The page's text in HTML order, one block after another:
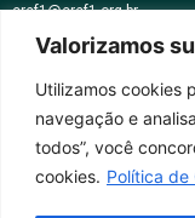
Valorizamos
Utilizamos cookies
navegação e
todos”, você
cookies. Política de
cref1@cref1.org.br
Assessoria de
Horários de
Whatsapp: (21) 2569-2398